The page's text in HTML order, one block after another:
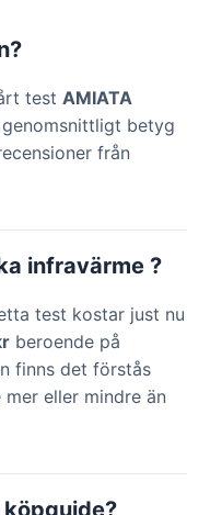
test AMIATA
betyg
från
infravärme ?
test kostar just nu
beroende på
finns det förstås
eller mindre än